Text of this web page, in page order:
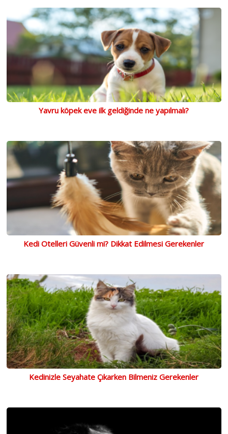
Yavru köpek eve ilk geldiğinde ne yapılmalı?
Kedi Otelleri Güvenli mi? Dikkat Edilmesi Gerekenler
Kedinizle Seyahate Çıkarken Bilmeniz Gerekenler